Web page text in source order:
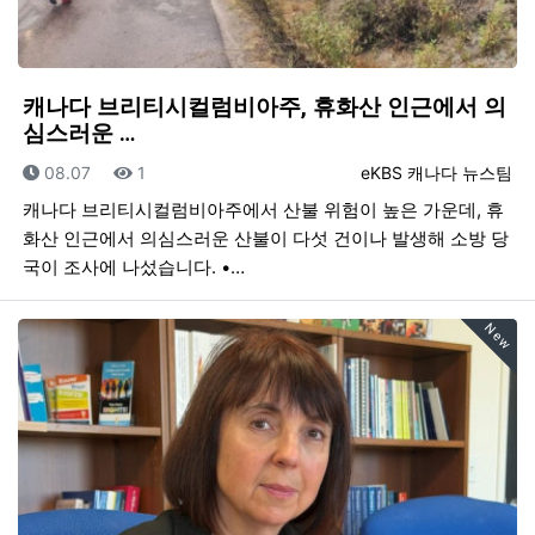
캐나다 브리티시컬럼비아주, 휴화산 인근에서 의
심스러운 …
등록자
eKBS 캐나다 뉴스팀
등록일
08.07 조회
1
캐나다 브리티시컬럼비아주에서 산불 위험이 높은 가운데, 휴
화산 인근에서 의심스러운 산불이 다섯 건이나 발생해 소방 당
국이 조사에 나섰습니다. •…
New